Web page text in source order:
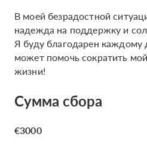
В моей безрадостной
надежда на поддержку и
Я буду благодарен
может помочь сократить
жизни!
Сумма сбора
€3000